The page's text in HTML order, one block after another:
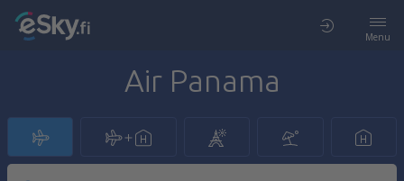
Menu
Air Panama